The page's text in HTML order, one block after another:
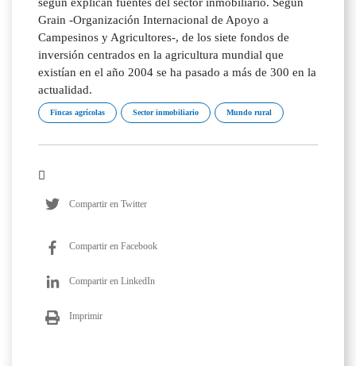
según explican fuentes del sector inmobiliario. Según
Grain -Organización Internacional de Apoyo a
Campesinos y Agricultores-, de los siete fondos de
inversión centrados en la agricultura mundial que
existían en el año 2004 se ha pasado a más de 300 en la
actualidad.
Fincas agrícolas Sector inmobiliario Mundo rural
Compartir en Twitter
Compartir en Facebook
Compartir en LinkedIn
Imprimir